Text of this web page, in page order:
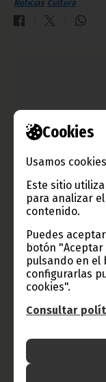
Cookies
Usamos
Este sitio
para analizar
contenido.
Puedes
botón
pulsando en el
configurarlas
cookies".
Consultar
Noticias Cultura
El Ministro de
en París
mayo 23, 2024
La educación es un
transforma los
crecimiento
africano durante la